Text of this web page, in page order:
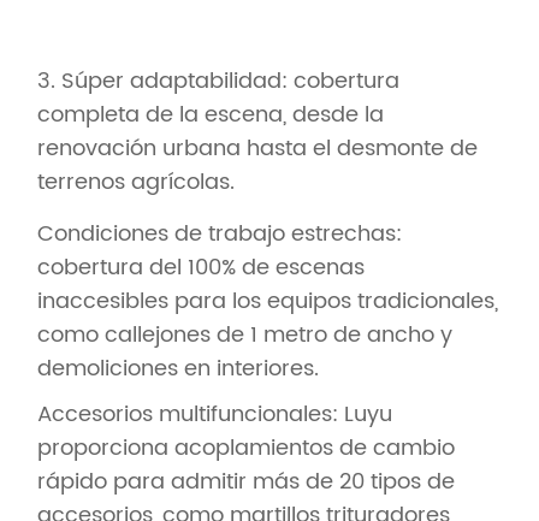
3. Súper adaptabilidad: cobertura
completa de la escena, desde la
renovación urbana hasta el desmonte de
terrenos agrícolas.
Condiciones de trabajo estrechas:
cobertura del 100% de escenas
inaccesibles para los equipos tradicionales,
como callejones de 1 metro de ancho y
demoliciones en interiores.
Accesorios multifuncionales: Luyu
proporciona acoplamientos de cambio
rápido para admitir más de 20 tipos de